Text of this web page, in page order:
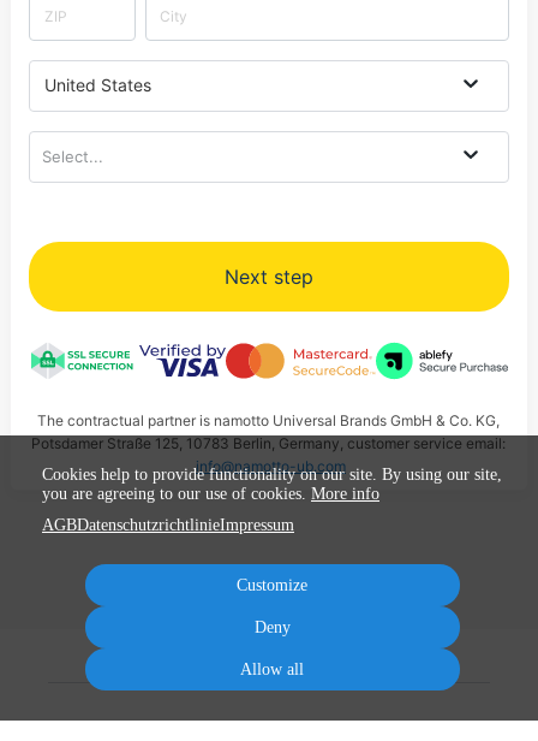
United States
Select...
Next step
The contractual partner is namotto Universal Brands GmbH & Co. KG,
Potsdamer Straße 125, 10783 Berlin, Germany, customer service email:
info@namotto-ub.com
Cookies help to provide functionality on our site. By using our site,
you are agreeing to our use of cookies. More info
AGBDatenschutzrichtlinieImpressum
Customize
Deny
Allow all